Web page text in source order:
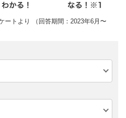
ートより （回答期間：2023年6月〜